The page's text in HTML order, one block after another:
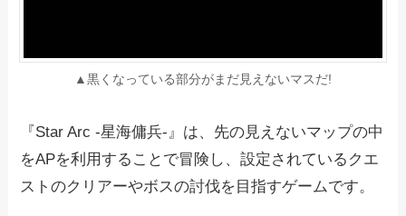
▲黒くなっている部分がまだ見えないマスだ!
『Star Arc -星海傭兵-』は、先の見えないマップの中
をAPを利用することで冒険し、設定されているクエ
ストのクリアーやボスの討伐を目指すゲームです。